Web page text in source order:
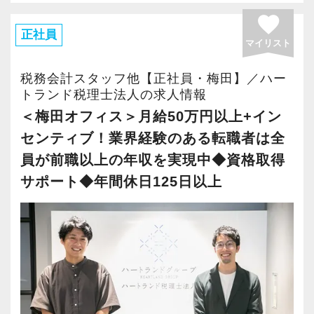
◆インセンティブ制度（Bパターン）
業界経験のある転職者は全員が前職以上の年収
以下のインセンティブ制度を設定
売上額：25万円超～50万円/月の部分の20％〜
売上額：50万円超/月の部分の30％〜
※20万円に上記インセンティブを加算した結
果、月給を超えた金額を追加支給する。
＜年収実績（2025年）＞
勤続1年以上の税務担当の平均年収 ：
11,037,499円
勤続3年以上の税務担当の平均年収 ：
＜選べる給与体系＞
「前職以上の年収保証」or「業界最高水準のイ
スタッフの実力や頑張りに報いる給与体系があ
ります。
＜給与体系＞
【Aパターン】
月給+賞与+随時昇給
・前職以上の年収保証かつ下限保証700万円以上
（例1）前職年収450万円の場合、年収700万円
以上でスタート
（例2）前職年収850万円の場合、年収850万円
以上でスタート
「価格だけを求めるお客様で疲弊する」という
こともありません。
◆専門職として成長&市場価値を高められる環境
税務の専門知識とビジネススキルを体系的に身
につけるため、独自マニュアルを用いて社内教
育を実施しています。
さらに、顧問先が2,000件以上（年間純増約350
件）あるため、ご経験や入社後の勤続年数、ご
す。
スタートアップの顧問から、年商100億を超える
大型法人の顧問や組織再編などの複雑案件ま
で、実務面でもさまざまな業務を経験し成長で
きる環境があります。
正社員 favorite
マイリスト
税務会計スタッフ他【正社員・梅田】／ハー
トランド税理士法人の求人情報
＜梅田オフィス＞月給50万円以上+イン
センティブ！業界経験のある転職者は全
員が前職以上の年収を実現中◆資格取得
サポート◆年間休日125日以上